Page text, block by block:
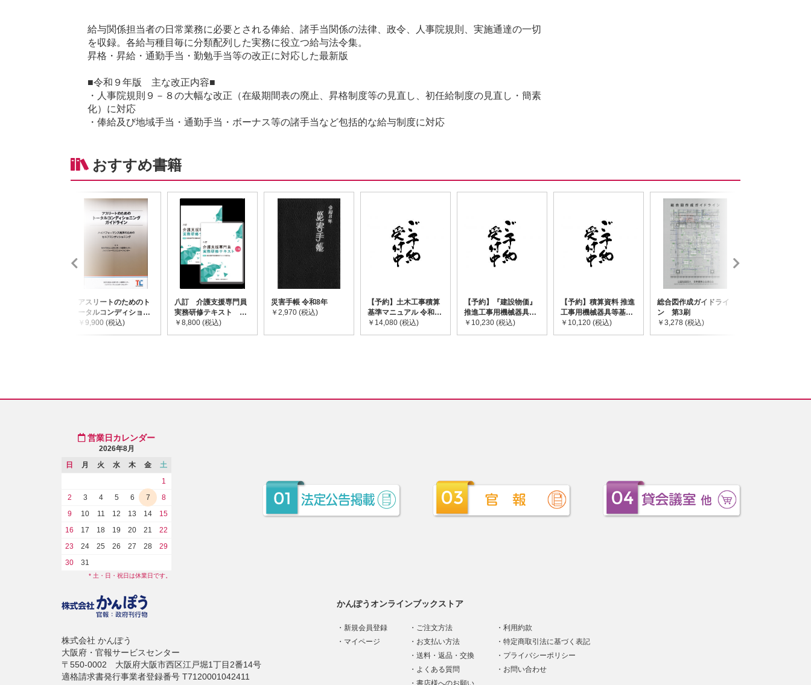
給与関係担当者の日常業務に必要とされる俸給、諸手当関係の法律、政令、人事院規則、実施通達の一切
を収録。各給与種目毎に分類配列した実務に役立つ給与法令集。
昇格・昇給・通勤手当・勤勉手当等の改正に対応した最新版
■令和９年版 主な改正内容■
・人事院規則９－８の大幅な改正（在級期間表の廃止、昇格制度等の見直し、初任給制度の見直し・簡素
化）に対応
・俸給及び地域手当・通勤手当・ボーナス等の諸手当など包括的な給与制度に対応
おすすめ書籍
アスリートのためのト
ータルコンディショニ
ングガイドライン
￥9,900 (税込)
八訂 介護支援専門員
実務研修テキスト
(上・下巻/分売不可)
￥8,800 (税込)
災害手帳 令和8年
￥2,970 (税込)
【予約】土木工事積算
基準マニュアル 令和8
年度版 ※2026年8月
下旬発売予定
￥14,080 (税込)
【予約】『建設物価』
推進工事用機械器具等
基礎価格表 2026年度
版 ※2026/8/31発売予
￥10,230 (税込)
【予約】積算資料 推進
工事用機械器具等基礎
価格表 2026年度版
※2026/8/31発売予定
￥10,120 (税込)
総合図作成ガイドライ
ン 第3刷
￥3,278 (税込)
かんぽうオンラインブックストア
新規会員登録
マイページ
ご注文方法
お支払い方法
送料・返品・交換
よくある質問
利用約款
特定商取引法に基づく表記
プライバシーポリシー
お問い合わせ
営業日カレンダー
2026年8月
日
月 火 水 木 金
土
1
2
3 4 5 6 7
8
9
10 11 12 13 14
15
16
17 18 19 20 21
22
23
24 25 26 27 28
29
30
31
* 土・日・祝日は休業日です。
株式会社 かんぽう
大阪府・官報サービスセンター
〒550-0002 大阪府大阪市西区江戸堀1丁目2番14号
適格請求書発行事業者登録番号 T7120001042411